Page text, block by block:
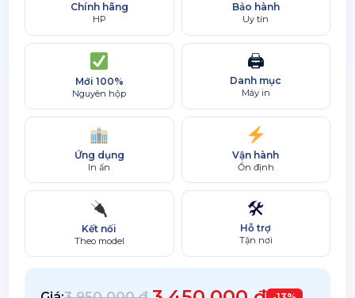
Chính hãng
HP
Bảo hành
Uy tín
Mới 100%
Nguyên hộp
🖨
Danh mục
Máy in
Ứng dụng
In ấn
Vận hành
Ổn định
Kết nối
Theo model
🛠
Hỗ trợ
Tận nơi